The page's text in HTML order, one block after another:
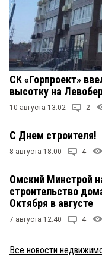
СК «Горпроект»
высотку на
10 августа 13:02 2
С Днем строителя!
8 августа 18:00 4
Омский Минстрой
строительство
Октября в августе
7 августа 12:40 4
Все новости